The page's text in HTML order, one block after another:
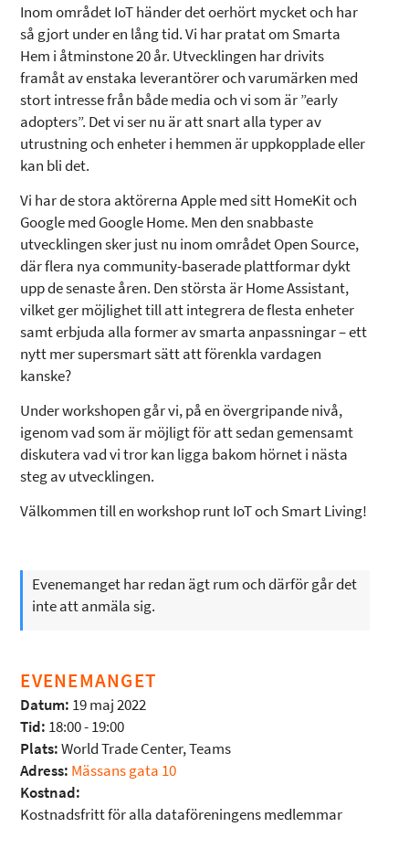
Inom området IoT händer det oerhört mycket och har
så gjort under en lång tid. Vi har pratat om Smarta
Hem i åtminstone 20 år. Utvecklingen har drivits
framåt av enstaka leverantörer och varumärken med
stort intresse från både media och vi som är ”early
adopters”. Det vi ser nu är att snart alla typer av
utrustning och enheter i hemmen är uppkopplade eller
kan bli det.
Vi har de stora aktörerna Apple med sitt HomeKit och
Google med Google Home. Men den snabbaste
utvecklingen sker just nu inom området Open Source,
där flera nya community-baserade plattformar dykt
upp de senaste åren. Den största är Home Assistant,
vilket ger möjlighet till att integrera de flesta enheter
samt erbjuda alla former av smarta anpassningar – ett
nytt mer supersmart sätt att förenkla vardagen
kanske?
Under workshopen går vi, på en övergripande nivå,
igenom vad som är möjligt för att sedan gemensamt
diskutera vad vi tror kan ligga bakom hörnet i nästa
steg av utvecklingen.
Välkommen till en workshop runt IoT och Smart Living!
Evenemanget har redan ägt rum och därför går det
inte att anmäla sig.
EVENEMANGET
Datum: 19 maj 2022
Tid: 18:00 - 19:00
Plats:World Trade Center, Teams
Adress: Mässans gata 10
Kostnad:
Kostnadsfritt för alla dataföreningens medlemmar